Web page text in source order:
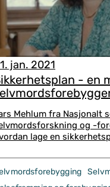
jan. 2021
- en
Mehlum fra Nasjonalt
og -
lage en